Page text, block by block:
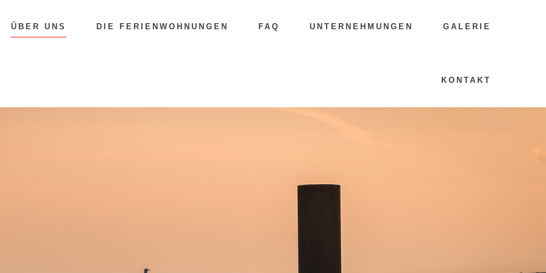
ÜBER UNS DIE FERIENWOHNUNGEN FAQ UNTERNEHMUNGEN GALERIE
KONTAKT